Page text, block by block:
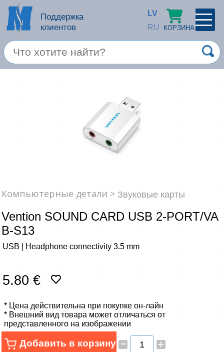
Поддержка
клиентов
LV
RU
КОРЗИНА
Забыли пароль?
Продукция apple
Компьютерная техника
Сетевые товары
ТВ, Фото и электроника
Автотовары
Renewd техника, Outlet
Компьютерные детали > Звуковые карты
Vention SOUND CARD USB 2-PORT/VA
B-S13
USB | Headphone connectivity 3.5 mm
5.80 €
* Цена действительна при покупке он-лайн
* Внешний вид товара может отличаться от
представленного на изображении
Добавить в корзину – +